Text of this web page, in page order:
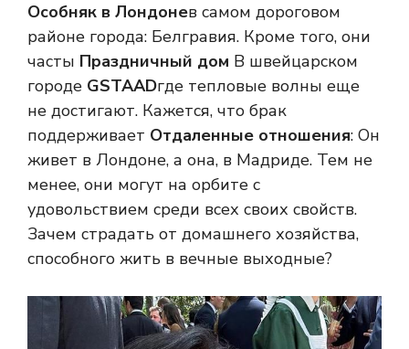
Особняк в Лондонев самом дороговом
районе города: Белгравия. Кроме того, они
часты Праздничный дом В швейцарском
городе GSTAADгде тепловые волны еще
не достигают. Кажется, что брак
поддерживает Отдаленные отношения: Он
живет в Лондоне, а она, в Мадриде. Тем не
менее, они могут на орбите с
удовольствием среди всех своих свойств.
Зачем страдать от домашнего хозяйства,
способного жить в вечные выходные?